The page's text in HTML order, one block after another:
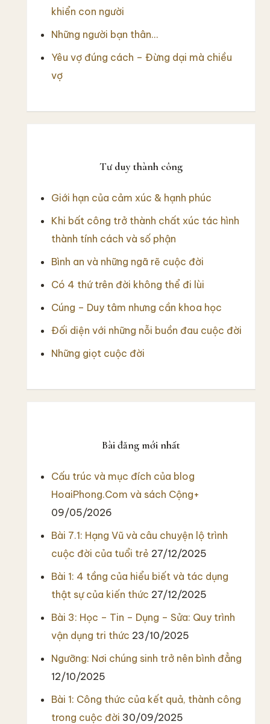
khiển con người
Những người bạn thân…
Yêu vợ đúng cách – Đừng dại mà chiều
vợ
Tư duy thành công
Giới hạn của cảm xúc & hạnh phúc
Khi bất công trở thành chất xúc tác hình
thành tính cách và số phận
Bình an và những ngã rẽ cuộc đời
Có 4 thứ trên đời không thể đi lùi
Cúng – Duy tâm nhưng cần khoa học
Đối diện với những nỗi buồn đau cuộc đời
Những giọt cuộc đời
Bài đăng mới nhất
Cấu trúc và mục đích của blog
HoaiPhong.Com và sách Cộng+
09/05/2026
Bài 7.1: Hạng Vũ và câu chuyện lộ trình
cuộc đời của tuổi trẻ 27/12/2025
Bài 1: 4 tầng của hiểu biết và tác dụng
thật sự của kiến thức 27/12/2025
Bài 3: Học – Tin – Dụng – Sửa: Quy trình
vận dụng tri thức 23/10/2025
Ngưỡng: Nơi chúng sinh trở nên bình đẳng
12/10/2025
Bài 1: Công thức của kết quả, thành công
trong cuộc đời 30/09/2025